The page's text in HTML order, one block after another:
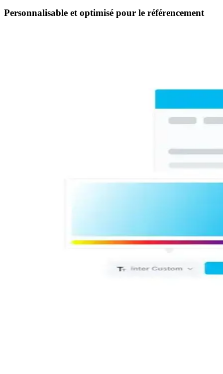
Personnalisable et optimisé pour le référencement